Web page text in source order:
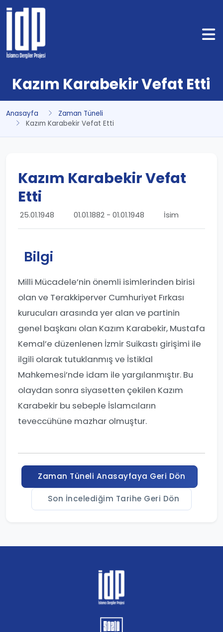
Kazım Karabekir Vefat Etti
Anasayfa
Zaman Tüneli
Kazım Karabekir Vefat Etti
Kazım Karabekir Vefat
Etti
25.01.1948 01.01.1882 - 01.01.1948 İsim
Bilgi
Milli Mücadele’nin önemli isimlerinden birisi
olan ve Terakkiperver Cumhuriyet Fırkası
kurucuları arasında yer alan ve partinin
genel başkanı olan Kazım Karabekir, Mustafa
Kemal’e düzenlenen İzmir Suikastı girişimi ile
ilgili olarak tutuklanmış ve İstiklal
Mahkemesi’nde idam ile yargılanmıştır. Bu
olaydan sonra siyasetten çekilen Kazım
Karabekir bu sebeple İslamcıların
teveccühüne mazhar olmuştur.
Zaman Tüneli Anasayfaya Geri Dön
Son İncelediğim Tarihe Geri Dön